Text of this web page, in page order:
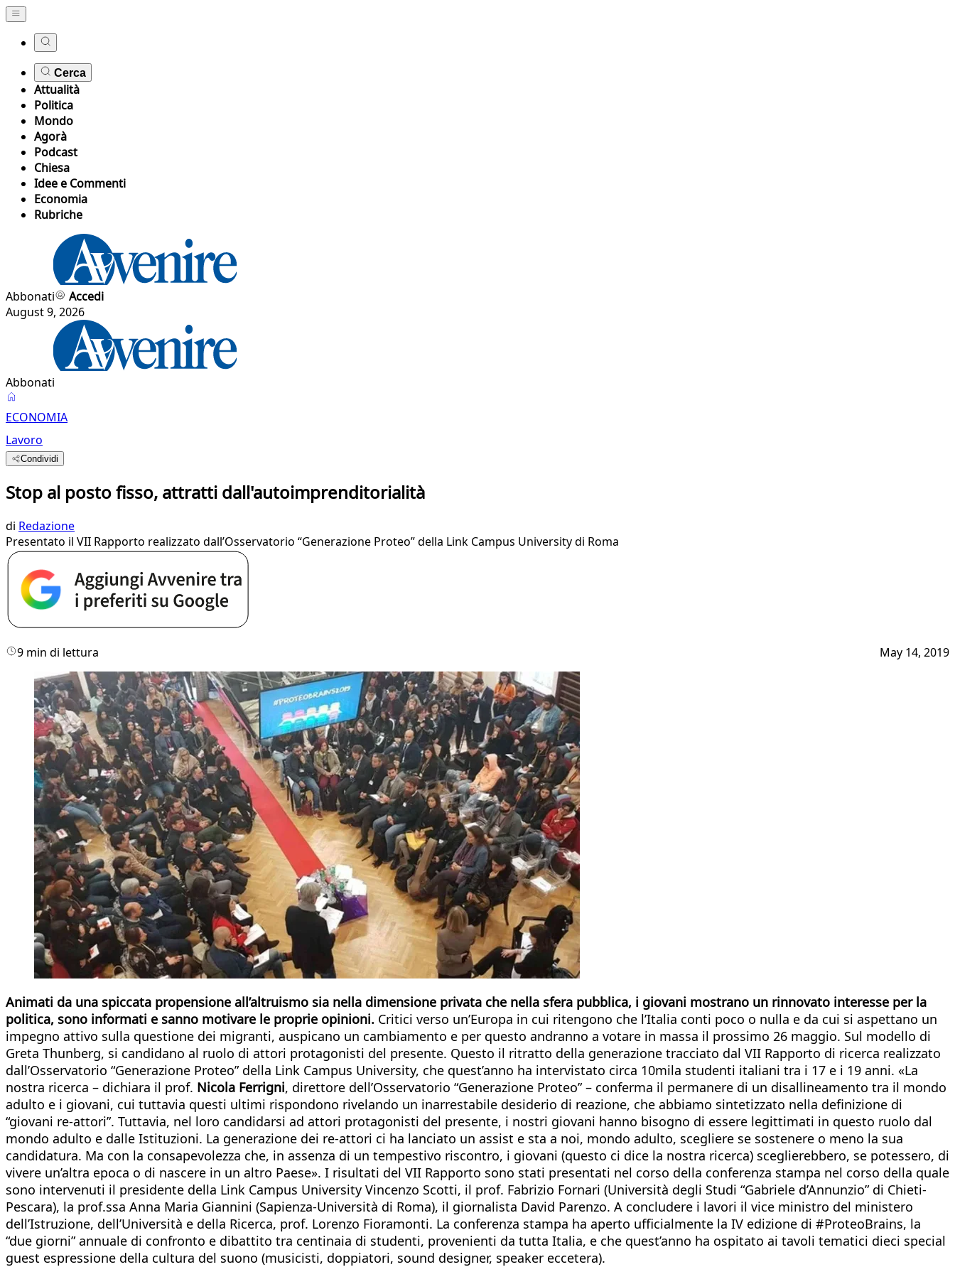
Cerca
Attualità
Politica
Mondo
Agorà
Podcast
Chiesa
Idee e Commenti
Economia
Rubriche
Abbonati
Accedi
August 9, 2026
Abbonati
ECONOMIA
Lavoro
Condividi
Stop al posto fisso, attratti dall'autoimprenditorialità
di Redazione
Presentato il VII Rapporto realizzato dall’Osservatorio “Generazione Proteo” della Link Campus University di Roma
9 min di lettura May 14, 2019
Animati da una spiccata propensione all’altruismo sia nella dimensione privata che nella sfera pubblica, i giovani mostrano un rinnovato interesse per la
politica, sono informati e sanno motivare le proprie opinioni. Critici verso un’Europa in cui ritengono che l’Italia conti poco o nulla e da cui si aspettano un
impegno attivo sulla questione dei migranti, auspicano un cambiamento e per questo andranno a votare in massa il prossimo 26 maggio. Sul modello di
Greta Thunberg, si candidano al ruolo di attori protagonisti del presente. Questo il ritratto della generazione tracciato dal VII Rapporto di ricerca realizzato
dall’Osservatorio “Generazione Proteo” della Link Campus University, che quest’anno ha intervistato circa 10mila studenti italiani tra i 17 e i 19 anni. «La
nostra ricerca – dichiara il prof. Nicola Ferrigni, direttore dell’Osservatorio “Generazione Proteo” – conferma il permanere di un disallineamento tra il mondo
adulto e i giovani, cui tuttavia questi ultimi rispondono rivelando un inarrestabile desiderio di reazione, che abbiamo sintetizzato nella definizione di
“giovani re-attori”. Tuttavia, nel loro candidarsi ad attori protagonisti del presente, i nostri giovani hanno bisogno di essere legittimati in questo ruolo dal
mondo adulto e dalle Istituzioni. La generazione dei re-attori ci ha lanciato un assist e sta a noi, mondo adulto, scegliere se sostenere o meno la sua
candidatura. Ma con la consapevolezza che, in assenza di un tempestivo riscontro, i giovani (questo ci dice la nostra ricerca) sceglierebbero, se potessero, di
vivere un’altra epoca o di nascere in un altro Paese». I risultati del VII Rapporto sono stati presentati nel corso della conferenza stampa nel corso della quale
sono intervenuti il presidente della Link Campus University Vincenzo Scotti, il prof. Fabrizio Fornari (Università degli Studi “Gabriele d’Annunzio” di Chieti-
Pescara), la prof.ssa Anna Maria Giannini (Sapienza-Università di Roma), il giornalista David Parenzo. A concludere i lavori il vice ministro del ministero
dell’Istruzione, dell’Università e della Ricerca, prof. Lorenzo Fioramonti. La conferenza stampa ha aperto ufficialmente la IV edizione di #ProteoBrains, la
“due giorni” annuale di confronto e dibattito tra centinaia di studenti, provenienti da tutta Italia, e che quest’anno ha ospitato ai tavoli tematici dieci special
guest espressione della cultura del suono (musicisti, doppiatori, sound designer, speaker eccetera).